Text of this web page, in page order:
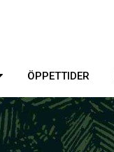
ÖPPETTIDER